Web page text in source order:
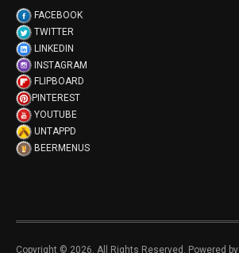
FACEBOOK
TWITTER
LINKEDIN
INSTAGRAM
FLIPBOARD
PINTEREST
YOUTUBE
UNTAPPD
BEERMENUS
Copyright © 2026. All Rights Reserved. Powered by